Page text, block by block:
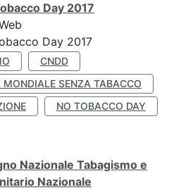
Day 2017
Day 2017
CNDD
MONDIALE SENZA TABACCO
NO TOBACCO DAY
Nazionale Tabagismo e
Nazionale